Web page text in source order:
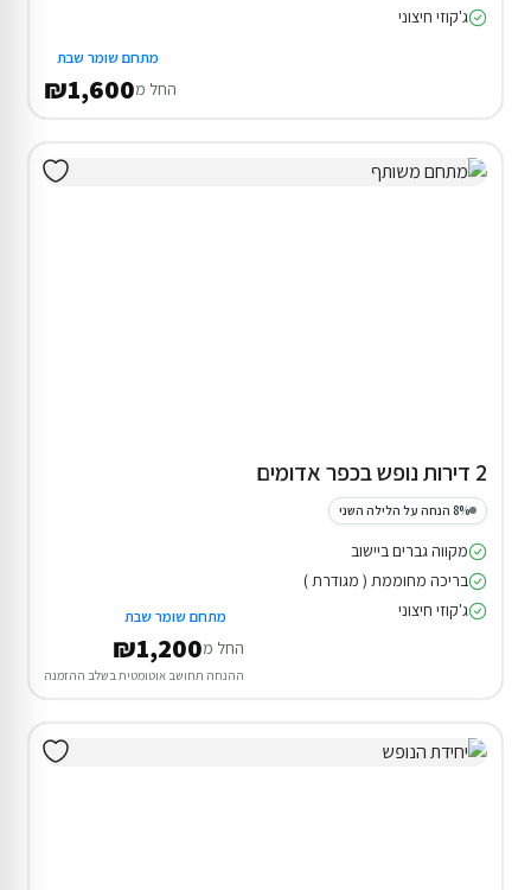
ג'קוזי חיצוני
מתחם שומר שבת
החל מ₪1,600
2 דירות נופש בכפר אדומים
8% הנחה על הלילה השני
מקווה גברים ביישוב
בריכה מחוממת ( מגודרת )
ג'קוזי חיצוני
מתחם שומר שבת
החל מ₪1,200
ההנחה תחושב אוטומטית בשלב ההזמנה